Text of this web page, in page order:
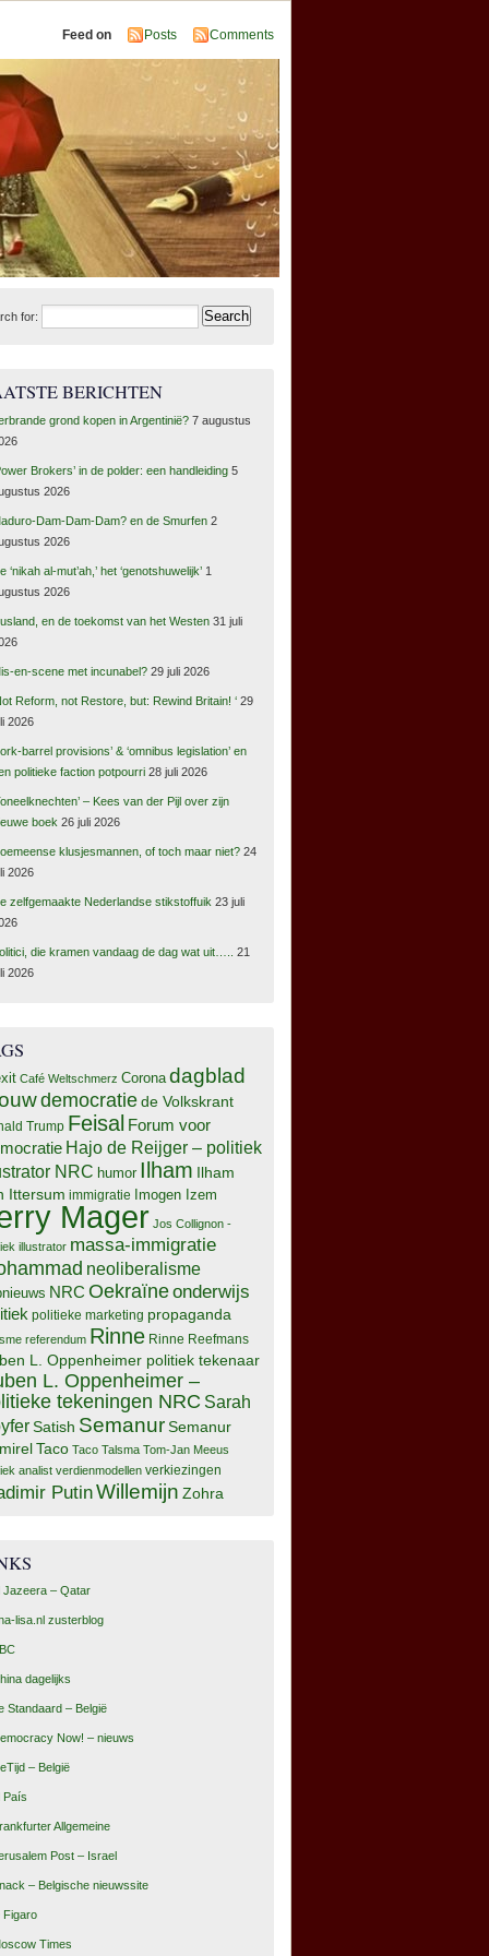
Feed on Posts Comments
for:
BERICHTEN
grond kopen in Argentinië? 7 augustus
Brokers’ in de polder: een handleiding 5
2026
Dam-Dam-Dam? en de Smurfen 2
2026
‘nikah al-mut’ah,’ het ‘genotshuwelijk’ 1
2026
en de toekomst van het Westen 31 juli
en-scene met incunabel? 29 juli 2026
Reform, not Restore, but: Rewind Britain! ‘ 29
2026
barrel provisions’ & ‘omnibus legislation’ en
politieke faction potpourri 28 juli 2026
– Kees van der Pijl over zijn
boek 26 juli 2026
klusjesmannen, of toch maar niet? 24
2026
zelfgemaakte Nederlandse stikstoffuik 23 juli
die kramen vandaag de dag wat uit…..
21
2026
Café Weltschmerz Corona dagblad
democratiede Volkskrant
Trump Feisal Forum voor
Hajo de Reijger – politiek
NRC humor Ilham Ilham
Ittersum immigratie Imogen Izem
Mager Jos Collignon -
illustrator massa-immigratie
neoliberalisme
NRC Oekraïneonderwijs
politieke marketing propaganda
referendum Rinne Rinne Reefmans
L. Oppenheimer politiek tekenaar
L. Oppenheimer –
tekeningen NRC Sarah
Satish SemanurSemanur
Taco Taco Talsma Tom-Jan Meeus
analist verdienmodellen verkiezingen
PutinWillemijn Zohra
Jazeera – Qatar
lisa.nl zusterblog
dagelijks
Standaard – België
Now! – nieuws
– België
País
Allgemeine
Post – Israel
– Belgische nieuwssite
Figaro
Times